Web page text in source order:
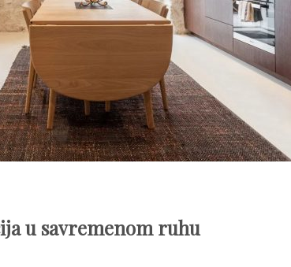
u savremenom ruhu